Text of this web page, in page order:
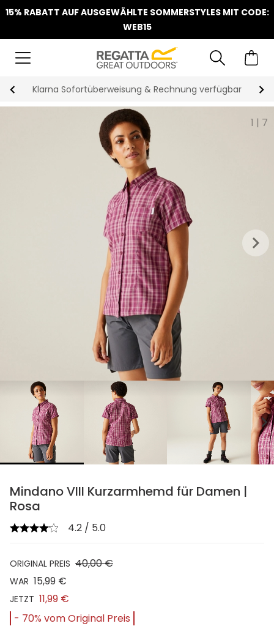
15% RABATT AUF AUSGEWÄHLTE SOMMERSTYLES MIT CODE:
WEB15
Klarna Sofortüberweisung & Rechnung verfügbar
1 | 7
keyboard_arrow_right
chevron_right
Mindano VIII Kurzarmhemd für Damen |
Rosa
4.2 / 5.0
ORIGINAL PREIS 40,00 €
WAR 15,99 €
JETZT 11,99 €
- 70% vom Original Preis